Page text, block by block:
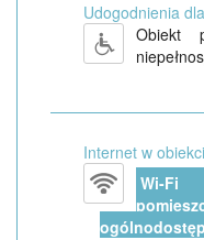
Udogodnienia
Obiekt
Internet w
Wi-